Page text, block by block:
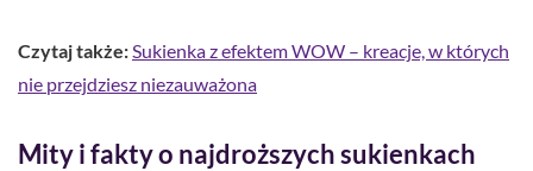
Czytaj także: Sukienka z efektem WOW – kreacje, w których
nie przejdziesz niezauważona
Mity i fakty o najdroższych sukienkach